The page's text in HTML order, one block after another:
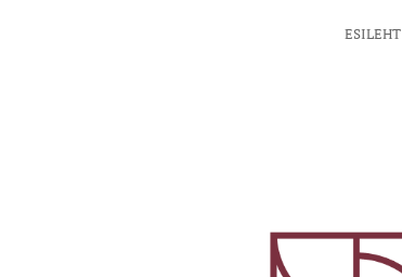
ESILEHT